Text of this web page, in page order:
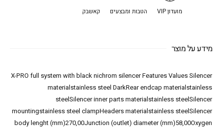
מועדון VIP הטבות ומבצעים קאשבק
מידע על מוצר
X-PRO full system with black nichrom silencer Features Values Silencer
materialstainless steel DarkRear endcap materialstainless
steelSilencer inner parts materialstainless steelSilencer
mountingstainless steel clampHeaders materialstainless steelSilencer
body lenght (mm)270,00Junction (outlet) diameter (mm)58,00Oxygen